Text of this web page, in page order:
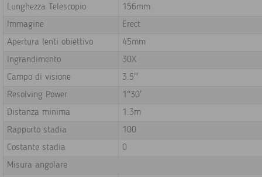
Lunghezza Telescopio
156mm
Immagine
Erect
Apertura lenti obiettivo
45mm
Ingrandimento
30X
Campo di visione
3.5''
Resolving Power
1°30'
Distanza minima
1.3m
Rapporto stadia
100
Costante stadia
0
Misura angolare